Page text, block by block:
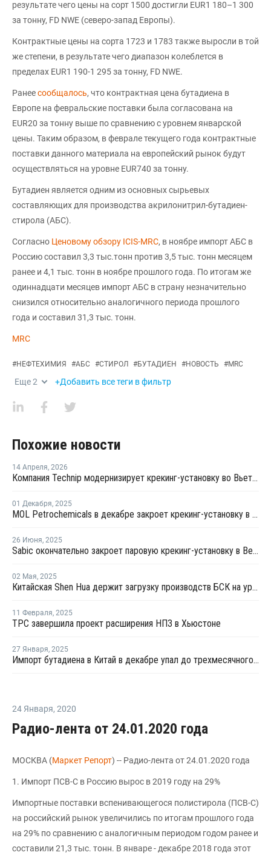
результате чего цены на сорт 1500 достигли EUR1 180–1 300
за тонну, FD NWE (северо-запад Европы).
Контрактные цены на сорта 1723 и 1783 также выросли в той
же степени, в результате чего диапазон колеблется в
пределах EUR1 190-1 295 за тонну, FD NWE.
Ранеесообщалось, что контрактная цена бутадиена в
Европе на февральские поставки была согласована на
EUR20 за тонну выше по сравнению с уровнем январской
цены. Таким образом, в феврале текущего года контрактные
поставки данного материала на европейский рынок будут
осуществляться на уровне EUR740 за тонну.
Бутадиен является одним из основных сырьевых
составляющих для производства акрилонитрил-бутадиен-
стирола (АБС).
Согласно Ценовому обзору ICIS-MRC, в ноябре импорт АБС в
Россию составил 3,3 тыс.тонн против 3,5 тыс. тонн месяцем
ранее и 4,1 тыс. тонн в ноябре прошлого года. По итогам же
одиннадцати месяцев импорт АБС в страну незначительно
снизился относительно аналогичного периода прошлого
года и составил 31,3 тыс. тонн.
MRC
#НЕФТЕХИМИЯ #АБС #СТИРОЛ #БУТАДИЕН #НОВОСТЬ #MRC
Еще2 +Добавить все теги в фильтр
Похожие новости
14 Апреля, 2026
Компания Technip модернизирует крекинг-установку во Вьетнаме
01 Декабря, 2025
MOL Petrochemicals в декабре закроет крекинг-установку в Венгрии на ремонт
26 Июня, 2025
Sabic окончательно закроет паровую крекинг-установку в Великобритании
02 Мая, 2025
Китайская Shen Hua держит загрузку производств БСК на уровне 80%
11 Февраля, 2025
TPC завершила проект расширения НПЗ в Хьюстоне
27 Января, 2025
Импорт бутадиена в Китай в декабре упал до трехмесячного минимума
24 Января, 2020
Радио-лента от 24.01.2020 года
МОСКВА (Маркет Репорт) -- Радио-лента от 24.01.2020 года
1. Импорт ПСВ-С в Россию вырос в 2019 году на 29%
Импортные поставки вспенивающегося полистирола (ПСВ-С)
на российский рынок увеличились по итогам прошлого года
на 29% по сравнению с аналогичным периодом годом ранее и
составили 21,3 тыс. тонн. В январе - декабре 2018 года этот